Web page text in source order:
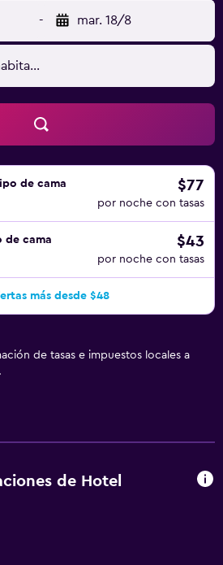
las actividades de ocio y
más abajo en las
alojamiento (es posible que se
- mar. 18/8
de cama
$77
por noche con tasas
de cama
$43
por noche con tasas
más desde $48
de tasas e impuestos locales a
de Hotel